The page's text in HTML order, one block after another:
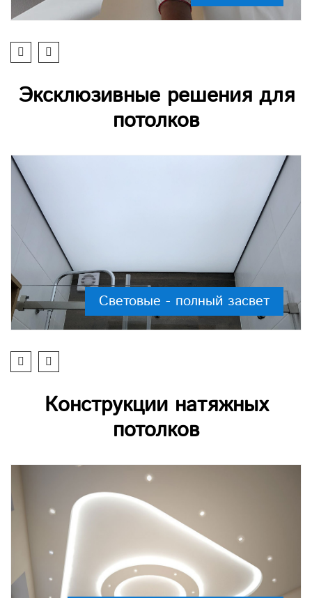
Эксклюзивные решения для
потолков
Световые - полный засвет
Конструкции натяжных
потолков